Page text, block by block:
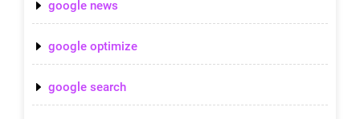
google news
google optimize
google search